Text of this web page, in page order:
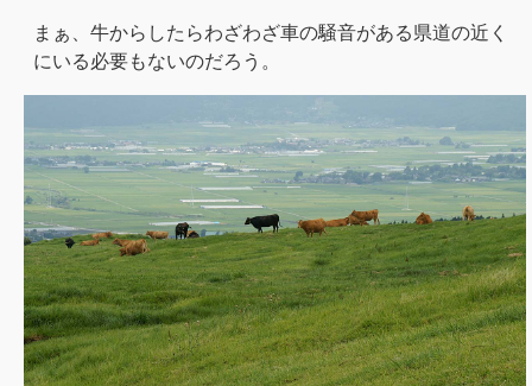
まぁ、牛からしたらわざわざ車の騒音がある県道の近く
にいる必要もないのだろう。